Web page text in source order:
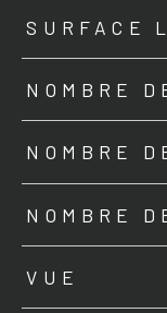
SURFACE
NOMBRE
NOMBRE
NOMBRE
VUE